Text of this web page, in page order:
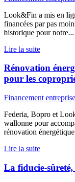
Look&Fin a mis en
financées par pas
historique pour notre...
Lire la suite
Rénovation
pour les
Financement entreprise
Federia, Bopro et
wallonne pour
rénovation
Lire la suite
La fiducie-